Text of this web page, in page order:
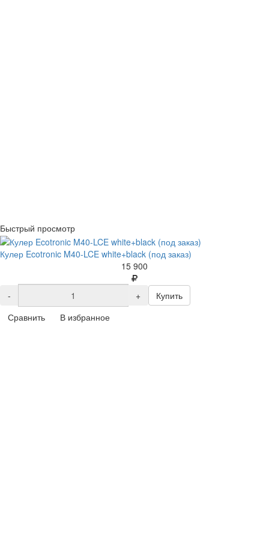
Быстрый просмотр
Кулер Ecotronic M40-LCE white+black (под заказ)
15 900
- +
Купить
Сравнить
В избранное